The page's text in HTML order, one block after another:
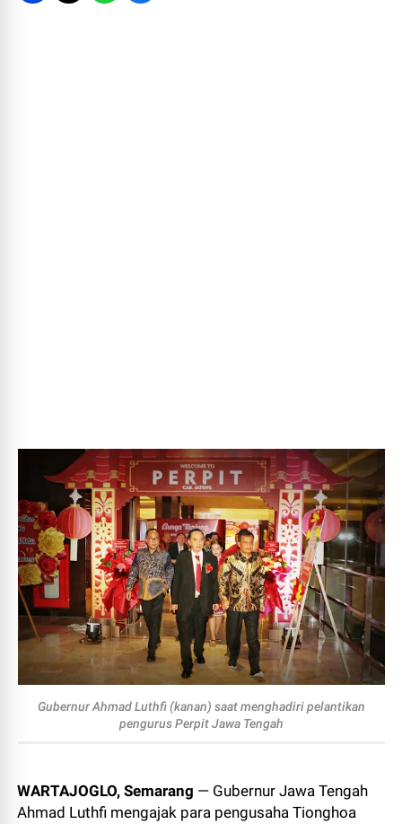
Gubernur Ahmad Luthfi (kanan) saat menghadiri pelantikan
pengurus Perpit Jawa Tengah
WARTAJOGLO, Semarang — Gubernur Jawa Tengah
Ahmad Luthfi mengajak para pengusaha Tionghoa